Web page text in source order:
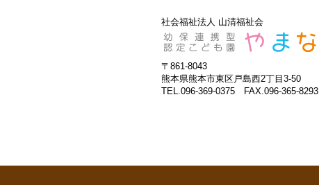
社会福祉法人 山清福祉会
〒861-8043
熊本県熊本市東区戸島西2丁目3-50
TEL.096-369-0375 FAX.096-365-8293